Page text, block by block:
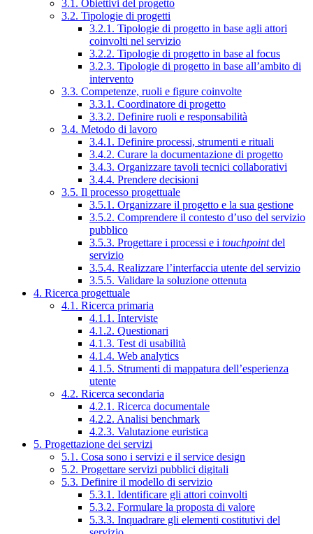
3.1. Obiettivi del progetto
3.2. Tipologie di progetti
3.2.1. Tipologie di progetto in base agli attori
coinvolti nel servizio
3.2.2. Tipologie di progetto in base al focus
3.2.3. Tipologie di progetto in base all’ambito di
intervento
3.3. Competenze, ruoli e figure coinvolte
3.3.1. Coordinatore di progetto
3.3.2. Definire ruoli e responsabilità
3.4. Metodo di lavoro
3.4.1. Definire processi, strumenti e rituali
3.4.2. Curare la documentazione di progetto
3.4.3. Organizzare tavoli tecnici collaborativi
3.4.4. Prendere decisioni
3.5. Il processo progettuale
3.5.1. Organizzare il progetto e la sua gestione
3.5.2. Comprendere il contesto d’uso del servizio
pubblico
3.5.3. Progettare i processi e i touchpointdel
servizio
3.5.4. Realizzare l’interfaccia utente del servizio
3.5.5. Validare la soluzione ottenuta
4. Ricerca progettuale
4.1. Ricerca primaria
4.1.1. Interviste
4.1.2. Questionari
4.1.3. Test di usabilità
4.1.4. Web analytics
4.1.5. Strumenti di mappatura dell’esperienza
utente
4.2. Ricerca secondaria
4.2.1. Ricerca documentale
4.2.2. Analisi benchmark
4.2.3. Valutazione euristica
5. Progettazione dei servizi
5.1. Cosa sono i servizi e il service design
5.2. Progettare servizi pubblici digitali
5.3. Definire il modello di servizio
5.3.1. Identificare gli attori coinvolti
5.3.2. Formulare la proposta di valore
5.3.3. Inquadrare gli elementi costitutivi del